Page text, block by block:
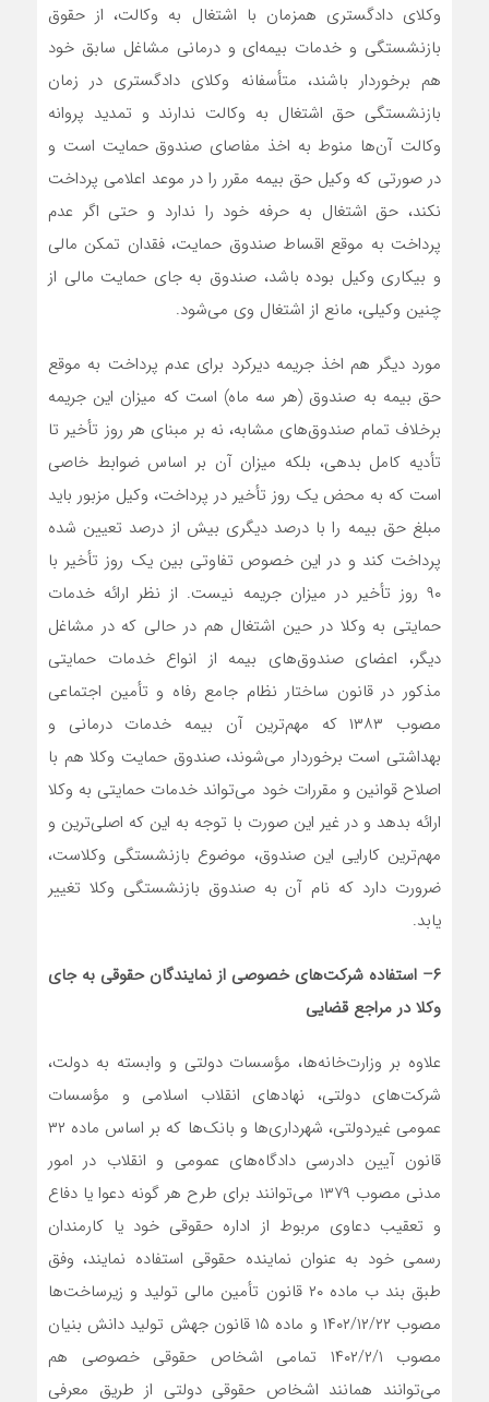
وکلای دادگستری همزمان با اشتغال به وکالت، از حقوق
بازنشستگی و خدمات بیمه‌ای و درمانی مشاغل سابق خود
هم برخوردار باشند، متأسفانه وکلای دادگستری در زمان
بازنشستگی حق اشتغال به وکالت ندارند و تمدید پروانه
وکالت آن‌ها منوط به اخذ مفاصای صندوق حمایت است و
در صورتی که وکیل حق بیمه مقرر را در موعد اعلامی پرداخت
نکند، حق اشتغال به حرفه خود را ندارد و حتی اگر عدم
پرداخت به موقع اقساط صندوق حمایت، فقدان تمکن مالی
و بیکاری وکیل بوده باشد، صندوق به جای حمایت مالی از
چنین وکیلی، مانع از اشتغال وی می‌شود.
مورد دیگر هم اخذ جریمه دیرکرد برای عدم پرداخت به موقع
حق بیمه به صندوق (هر سه ماه) است که میزان این جریمه
برخلاف تمام صندوق‌های مشابه، نه بر مبنای هر روز تأخیر تا
تأدیه کامل بدهی، بلکه میزان آن بر اساس ضوابط خاصی
است که به محض یک روز تأخیر در پرداخت، وکیل مزبور باید
مبلغ حق بیمه را با درصد دیگری بیش از درصد تعیین شده
پرداخت کند و در این خصوص تفاوتی بین یک روز تأخیر با
۹۰ روز تأخیر در میزان جریمه نیست. از نظر ارائه خدمات
حمایتی به وکلا در حین اشتغال هم در حالی که در مشاغل
دیگر، اعضای صندوق‌های بیمه از انواع خدمات حمایتی
مذکور در قانون ساختار نظام جامع رفاه و تأمین اجتماعی
مصوب ۱۳۸۳ که مهم‌ترین آن بیمه خدمات درمانی و
بهداشتی است برخوردار می‌شوند، صندوق حمایت وکلا هم با
اصلاح قوانین و مقررات خود می‌تواند خدمات حمایتی به وکلا
ارائه بدهد و در غیر این صورت با توجه به این که اصلی‌ترین و
مهم‌ترین کارایی این صندوق، موضوع بازنشستگی وکلاست،
ضرورت دارد که نام آن به صندوق بازنشستگی وکلا تغییر
یابد.
۶– استفاده شرکت‌های خصوصی از نمایندگان حقوقی به جای
وکلا در مراجع قضایی
علاوه بر وزارت‌خانه‌ها، مؤسسات دولتی و وابسته به دولت،
شرکت‌های دولتی، نهاد‌های انقلاب اسلامی و مؤسسات
عمومی غیردولتی، شهرداری‌ها و بانک‌ها که بر اساس ماده ۳۲
قانون آیین دادرسی دادگاه‌های عمومی و انقلاب در امور
مدنی مصوب ۱۳۷۹ می‌توانند برای طرح هر گونه دعوا یا دفاع
و تعقیب دعاوی مربوط از اداره حقوقی خود یا کارمندان
رسمی خود به عنوان نماینده حقوقی استفاده نمایند، وفق
طبق بند ب ماده ۲۰ قانون تأمین مالی تولید و زیرساخت‌ها
مصوب ۱۴۰۲/۱۲/۲۲ و ماده ۱۵ قانون جهش تولید دانش بنیان
مصوب ۱۴۰۲/۲/۱ تمامی اشخاص حقوقی خصوصی هم
می‌توانند همانند اشخاص حقوقی دولتی از طریق معرفی